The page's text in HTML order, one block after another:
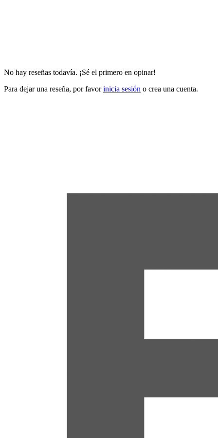
No hay reseñas todavía. ¡Sé el primero en opinar!
Para dejar una reseña, por favorinicia sesión o crea una cuenta.